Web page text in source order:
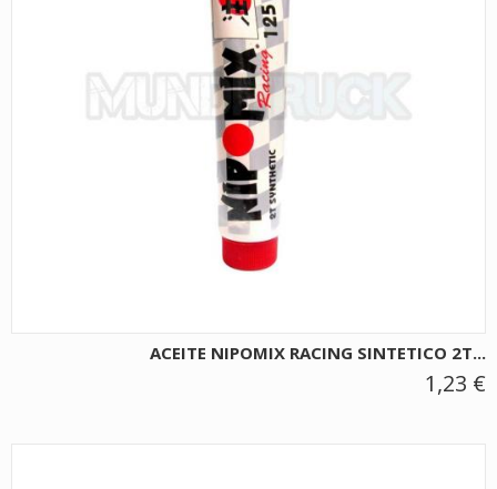
ACEITE NIPOMIX RACING SINTETICO 2T...
1,23 €